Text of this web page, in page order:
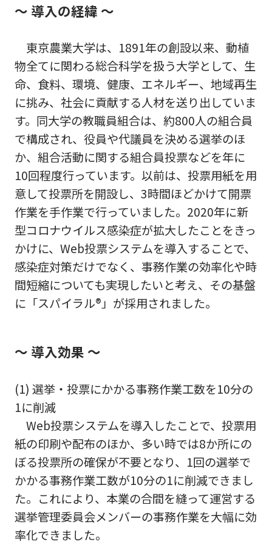
～ 導入の経緯 ～
東京農業大学は、1891年の創設以来、動植
物全てに関わる総合科学を扱う大学として、生
命、食料、環境、健康、エネルギー、地域再生
に挑み、社会に貢献する人材を送り出していま
す。同大学の教職員組合は、約800人の組合員
で構成され、役員や代議員を決める選挙のほ
か、組合活動に関する組合員投票などを年に
10回程度行っています。以前は、投票用紙を用
意して投票所を開設し、3時間ほどかけて開票
作業を手作業で行っていました。2020年に新
型コロナウイルス感染症が拡大したことをきっ
かけに、Web投票システムを導入することで、
感染症対策だけでなく、事務作業の効率化や時
間短縮についても実現したいと考え、その基盤
に「スパイラル®」が採用されました。
～ 導入効果 ～
(1) 選挙・投票にかかる事務作業工数を10分の
1に削減
Web投票システムを導入したことで、投票用
紙の印刷や配布のほか、多い時では8か所にの
ぼる投票所の確保が不要となり、1回の選挙で
かかる事務作業工数が10分の1に削減できまし
た。これにより、本業の合間を縫って運営する
選挙管理委員会メンバーの事務作業を大幅に効
率化できました。